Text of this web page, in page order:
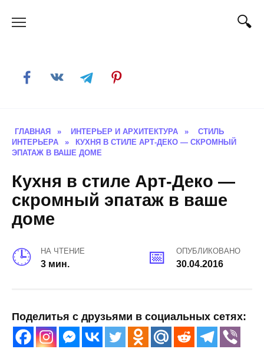
ГЛАВНАЯ » ИНТЕРЬЕР И АРХИТЕКТУРА »
СТИЛЬ
ИНТЕРЬЕРА
»
КУХНЯ В СТИЛЕ АРТ-ДЕКО — СКРОМНЫЙ
ЭПАТАЖ В ВАШЕ ДОМЕ
Кухня в стиле Арт-Деко —
скромный эпатаж в ваше
доме
НА ЧТЕНИЕ
3 мин.
ОПУБЛИКОВАНО
30.04.2016
Поделитья с друзьями в социальных сетях: